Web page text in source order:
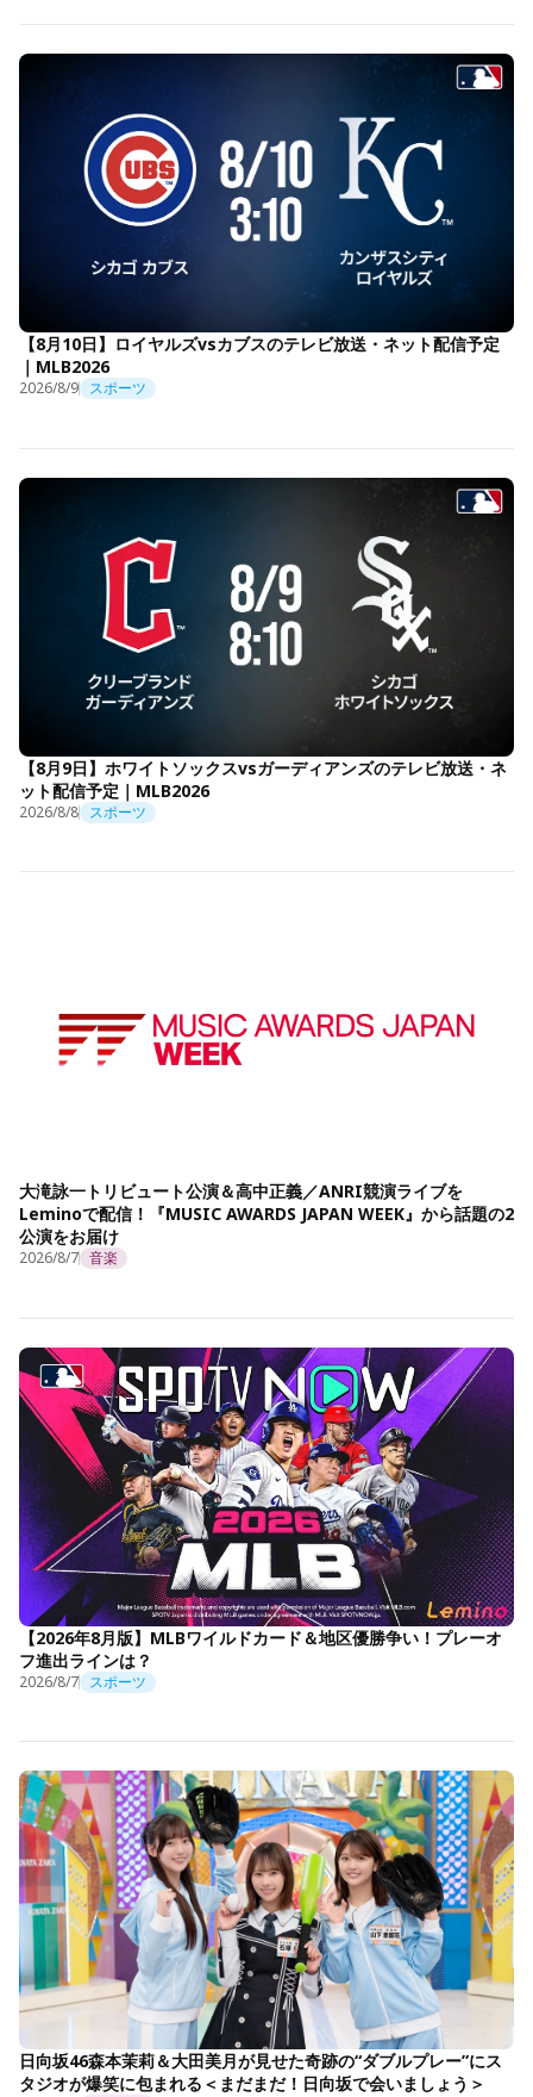
【8月10日】ロイヤルズvsカブスのテレビ放送・ネット配信予定
｜MLB2026
2026/8/9 スポーツ
【8月9日】ホワイトソックスvsガーディアンズのテレビ放送・ネ
ット配信予定｜MLB2026
2026/8/8 スポーツ
大滝詠一トリビュート公演＆高中正義／ANRI競演ライブを
Leminoで配信！『MUSIC AWARDS JAPAN WEEK』から話題の2
公演をお届け
2026/8/7 音楽
【2026年8月版】MLBワイルドカード＆地区優勝争い！プレーオ
フ進出ラインは？
2026/8/7 スポーツ
日向坂46森本茉莉＆大田美月が見せた奇跡の“ダブルプレー”にス
タジオが爆笑に包まれる＜まだまだ！日向坂で会いましょう＞